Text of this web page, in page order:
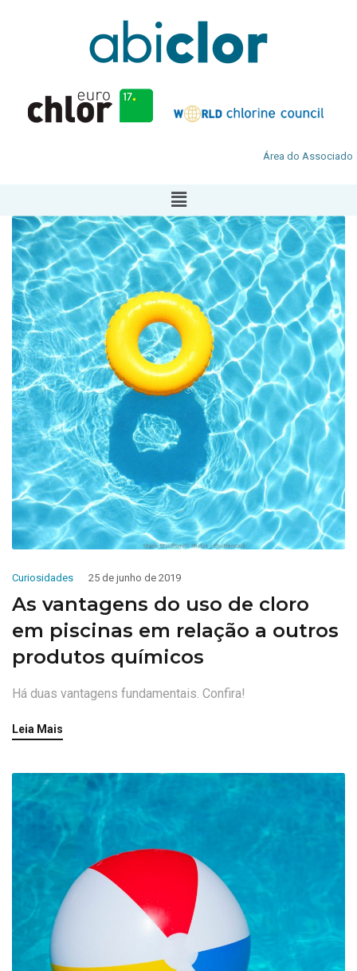
Área do Associado
Curiosidades 25 de junho de 2019
As vantagens do uso de cloro
em piscinas em relação a outros
produtos químicos
Há duas vantagens fundamentais. Confira!
Leia Mais